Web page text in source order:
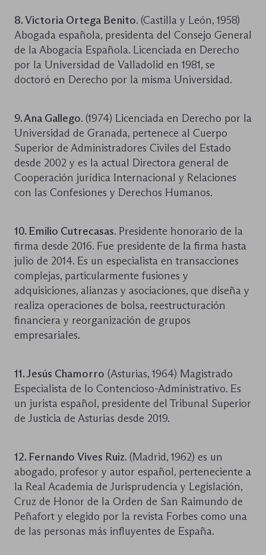
8. Victoria Ortega Benito. (Castilla y León, 1958)
Abogada española, presidenta del Consejo General
de la Abogacía Española. Licenciada en Derecho
por la Universidad de Valladolid en 1981, se
doctoró en Derecho por la misma Universidad.
9. Ana Gallego. (1974) Licenciada en Derecho por la
Universidad de Granada, pertenece al Cuerpo
Superior de Administradores Civiles del Estado
desde 2002 y es la actual Directora general de
Cooperación jurídica Internacional y Relaciones
con las Confesiones y Derechos Humanos.
10. Emilio Cutrecasas. Presidente honorario de la
firma desde 2016. Fue presidente de la firma hasta
julio de 2014. Es un especialista en transacciones
complejas, particularmente fusiones y
adquisiciones, alianzas y asociaciones, que diseña y
realiza operaciones de bolsa, reestructuración
financiera y reorganización de grupos
empresariales.
11. Jesús Chamorro (Asturias, 1964) Magistrado
Especialista de lo Contencioso-Administrativo. Es
un jurista español, presidente del Tribunal Superior
de Justicia de Asturias desde 2019.
12. Fernando Vives Ruiz. (Madrid, 1962) es un
abogado, profesor y autor español, perteneciente a
la Real Academia de Jurisprudencia y Legislación,
Cruz de Honor de la Orden de San Raimundo de
Peñafort y elegido por la revista Forbes como una
de las personas más influyentes de España.